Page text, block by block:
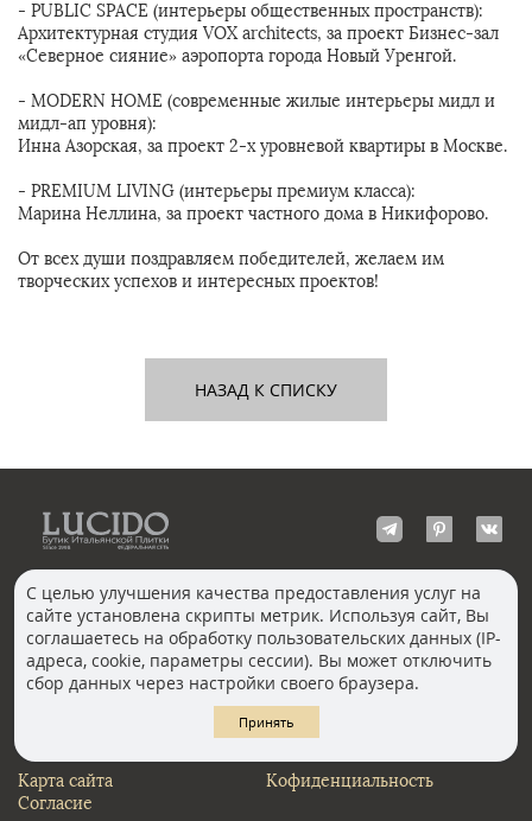
- PUBLIC SPACE (интерьеры общественных пространств):
Архитектурная студия VOX architects, за проект Бизнес-зал
«Северное сияние» аэропорта города Новый Уренгой.
- MODERN HOME (современные жилые интерьеры мидл и
мидл-ап уровня):
Инна Азорская, за проект 2-х уровневой квартиры в Москве.
- PREMIUM LIVING (интерьеры премиум класса):
Марина Неллина, за проект частного дома в Никифорово.
От всех души поздравляем победителей, желаем им
творческих успехов и интересных проектов!
НАЗАД К СПИСКУ
КОНТАКТЫ
Москва, Пречистенка
Волгоград
Екатеринбург
Казань
Новосибирск
Санкт-Петербург
Карта сайта
Кофиденциальность
Согласие
С целью улучшения качества предоставления услуг на
сайте установлена скрипты метрик. Используя сайт, Вы
соглашаетесь на обработку пользовательских данных (IP-
адреса, cookie, параметры сессии). Вы может отключить
сбор данных через настройки своего браузера.
Принять